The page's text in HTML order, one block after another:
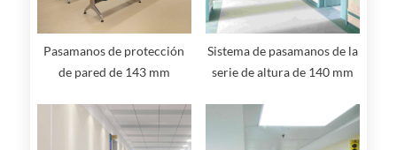
Pasamanos de protección
de pared de 143 mm
Sistema de pasamanos de la
serie de altura de 140 mm